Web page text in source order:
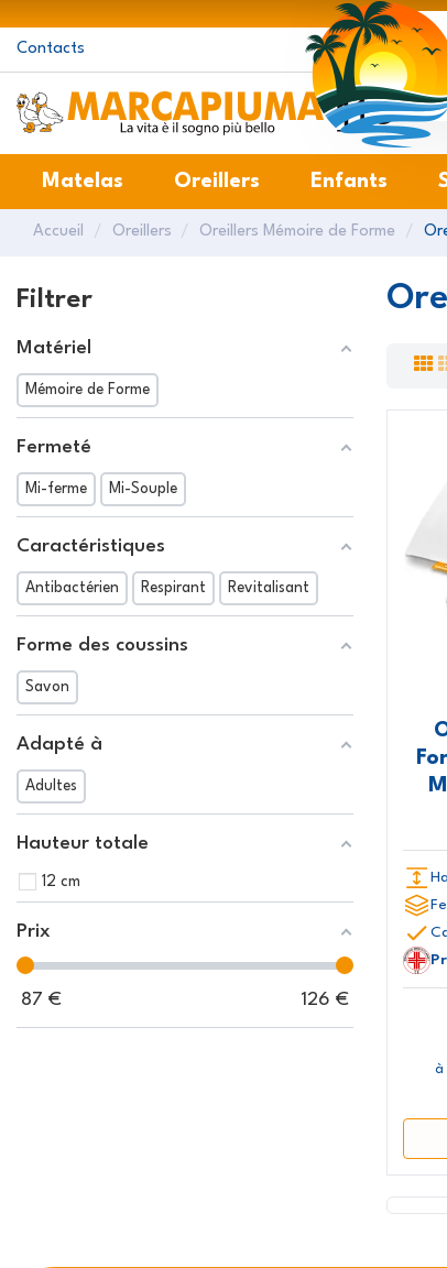
Contacts
Matelas Oreillers Enfants
Accueil Oreillers Oreillers Mémoire de Forme
à
Filtrer
Matériel
Mémoire de Forme
Fermeté
Mi-ferme Mi-Souple
Caractéristiques
Antibactérien Respirant Revitalisant
Forme des coussins
Savon
Adapté à
Adultes
Hauteur totale
12 cm
Prix
87 € 126 €